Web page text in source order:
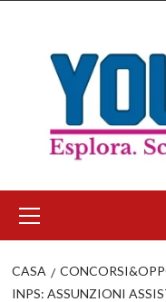
contenuto
principale
CASA
INPS: ASSUNZIONI